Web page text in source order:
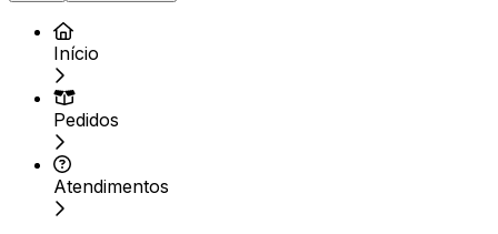
Início
Pedidos
Atendimentos